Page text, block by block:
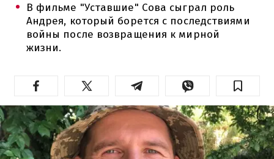
В фильме "Уставшие" Сова сыграл роль
Андрея, который борется с последствиями
войны после возвращения к мирной
жизни.